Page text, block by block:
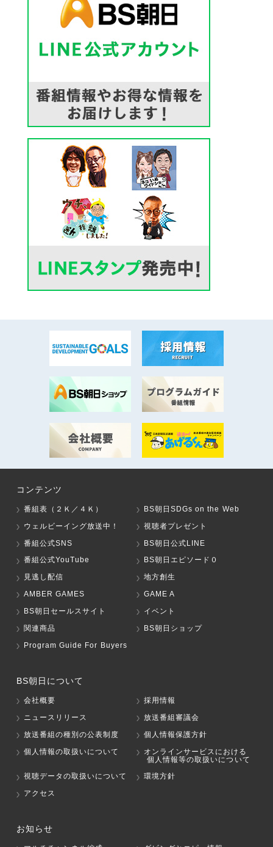
コンテンツ
番組表（２Ｋ／４Ｋ）
BS朝日SDGs on the Web
ウェルビーイング放送中！
視聴者プレゼント
番組公式SNS
BS朝日公式LINE
番組公式YouTube
BS朝日エピソード０
見逃し配信
地方創生
AMBER GAMES
GAME A
BS朝日セールスサイト
イベント
関連商品
BS朝日ショップ
Program Guide For Buyers
BS朝日について
会社概要
採用情報
ニュースリリース
放送番組審議会
放送番組の種別の公表制度
個人情報保護方針
個人情報の取扱いについて
オンラインサービスにおける
個人情報等の取扱いについて
視聴データの取扱いについて
環境方針
アクセス
お知らせ